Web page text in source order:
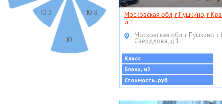
Ю-В
Ю
Ю-З
Московская обл, г Пушкино, г
д 1
Московская обл, г Пушкино, г
Свердлова, д 1
Класс
Блоки, м2
Стоимость, руб